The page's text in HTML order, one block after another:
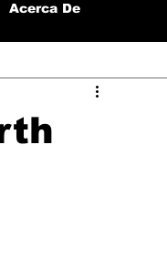
Acerca De